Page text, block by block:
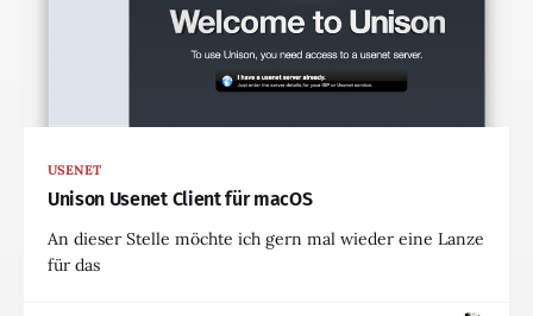
USENET
Unison Usenet Client für macOS
An dieser Stelle möchte ich gern mal wieder eine Lanze
für das